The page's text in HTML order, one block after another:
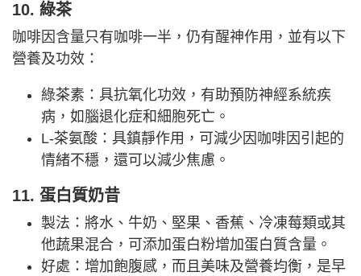
10. 綠茶
咖啡因含量只有咖啡一半，仍有醒神作用，並有以下
營養及功效：
綠茶素：具抗氧化功效，有助預防神經系統疾
病，如腦退化症和細胞死亡。
L-茶氨酸：具鎮靜作用，可減少因咖啡因引起的
情緒不穩，還可以減少焦慮。
11. 蛋白質奶昔
製法：將水、牛奶、堅果、香蕉、冷凍莓類或其
他蔬果混合，可添加蛋白粉增加蛋白質含量。
好處：增加飽腹感，而且美味及營養均衡，是早